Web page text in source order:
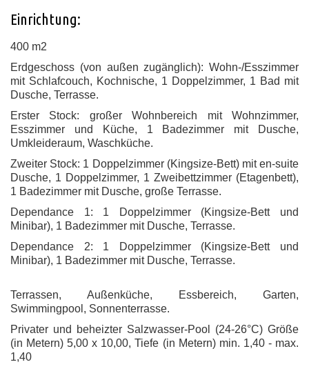
Einrichtung:
400 m2
Erdgeschoss (von außen zugänglich): Wohn-/Esszimmer
mit Schlafcouch, Kochnische, 1 Doppelzimmer, 1 Bad mit
Dusche, Terrasse.
Erster Stock: großer Wohnbereich mit Wohnzimmer,
Esszimmer und Küche, 1 Badezimmer mit Dusche,
Umkleideraum, Waschküche.
Zweiter Stock: 1 Doppelzimmer (Kingsize-Bett) mit en-suite
Dusche, 1 Doppelzimmer, 1 Zweibettzimmer (Etagenbett),
1 Badezimmer mit Dusche, große Terrasse.
Dependance 1: 1 Doppelzimmer (Kingsize-Bett und
Minibar), 1 Badezimmer mit Dusche, Terrasse.
Dependance 2: 1 Doppelzimmer (Kingsize-Bett und
Minibar), 1 Badezimmer mit Dusche, Terrasse.
Terrassen, Außenküche, Essbereich, Garten,
Swimmingpool, Sonnenterrasse.
Privater und beheizter Salzwasser-Pool (24-26°C) Größe
(in Metern) 5,00 x 10,00, Tiefe (in Metern) min. 1,40 - max.
1,40